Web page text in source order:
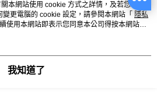
本網站使用 cookie 方式之詳情，及若您不希
更電腦的 cookie 設定，請參閱本網站「 隱私
使用本網站即表示您同意本公司得按本網站使
。
我知道了